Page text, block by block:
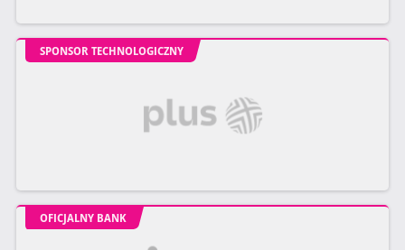
SPONSOR TECHNOLOGICZNY
OFICJALNY BANK